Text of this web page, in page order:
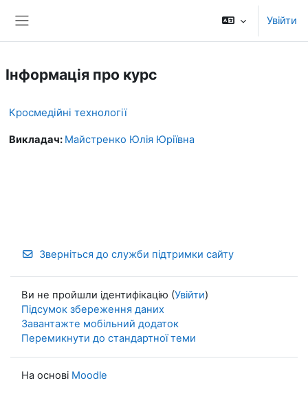
Увійти
Інформація про курс
Кросмедійні технології
Викладач: Майстренко Юлія Юріївна
Зверніться до служби підтримки сайту
Ви не пройшли ідентифікацію (Увійти)
Підсумок збереження даних
Завантажте мобільний додаток
Перемикнути до стандартної теми
На основі Moodle